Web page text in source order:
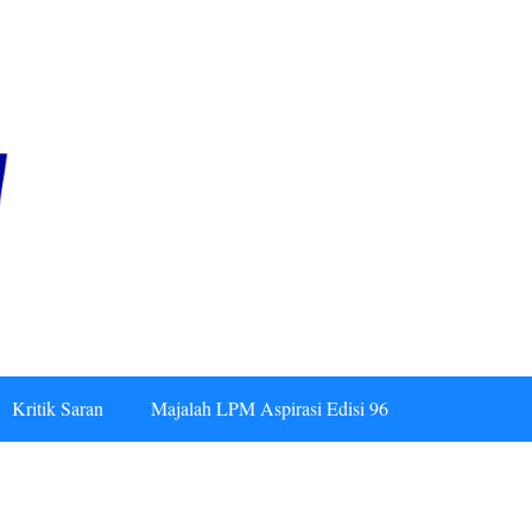
Kritik Saran Majalah LPM Aspirasi Edisi 96